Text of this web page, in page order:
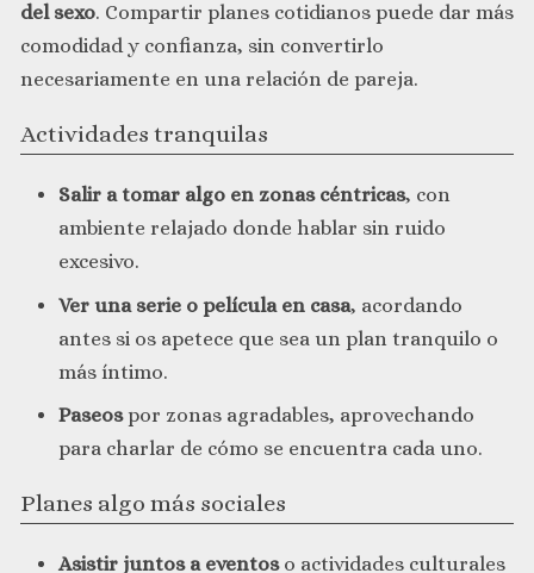
del sexo. Compartir planes cotidianos puede dar más
comodidad y confianza, sin convertirlo
necesariamente en una relación de pareja.
Actividades tranquilas
Salir a tomar algo en zonas céntricas, con
ambiente relajado donde hablar sin ruido
excesivo.
Ver una serie o película en casa, acordando
antes si os apetece que sea un plan tranquilo o
más íntimo.
Paseospor zonas agradables, aprovechando
para charlar de cómo se encuentra cada uno.
Planes algo más sociales
Asistir juntos a eventoso actividades culturales